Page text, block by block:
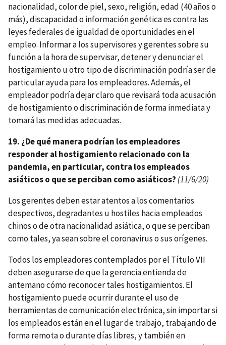
nacionalidad, color de piel, sexo, religión, edad (40 años o
más), discapacidad o información genética es contra las
leyes federales de igualdad de oportunidades en el
empleo. Informar a los supervisores y gerentes sobre su
función a la hora de supervisar, detener y denunciar el
hostigamiento u otro tipo de discriminación podría ser de
particular ayuda para los empleadores. Además, el
empleador podría dejar claro que revisará toda acusación
de hostigamiento o discriminación de forma inmediata y
tomará las medidas adecuadas.
19. ¿De qué manera podrían los empleadores
responder al hostigamiento relacionado con la
pandemia, en particular, contra los empleados
asiáticos o que se perciban como asiáticos? (11/6/20)
Los gerentes deben estar atentos a los comentarios
despectivos, degradantes u hostiles hacia empleados
chinos o de otra nacionalidad asiática, o que se perciban
como tales, ya sean sobre el coronavirus o sus orígenes.
Todos los empleadores contemplados por el Título VII
deben asegurarse de que la gerencia entienda de
antemano cómo reconocer tales hostigamientos. El
hostigamiento puede ocurrir durante el uso de
herramientas de comunicación electrónica, sin importar si
los empleados están en el lugar de trabajo, trabajando de
forma remota o durante días libres, y también en